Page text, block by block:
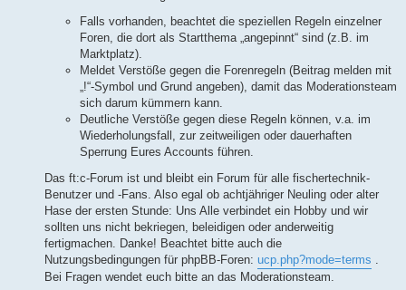
Falls vorhanden, beachtet die speziellen Regeln einzelner
Foren, die dort als Startthema „angepinnt“ sind (z.B. im
Marktplatz).
Meldet Verstöße gegen die Forenregeln (Beitrag melden mit
„!“-Symbol und Grund angeben), damit das Moderationsteam
sich darum kümmern kann.
Deutliche Verstöße gegen diese Regeln können, v.a. im
Wiederholungsfall, zur zeitweiligen oder dauerhaften
Sperrung Eures Accounts führen.
Das ft:c-Forum ist und bleibt ein Forum für alle fischertechnik-
Benutzer und -Fans. Also egal ob achtjähriger Neuling oder alter
Hase der ersten Stunde: Uns Alle verbindet ein Hobby und wir
sollten uns nicht bekriegen, beleidigen oder anderweitig
fertigmachen. Danke! Beachtet bitte auch die
Nutzungsbedingungen für phpBB-Foren: ucp.php?mode=terms .
Bei Fragen wendet euch bitte an das Moderationsteam.